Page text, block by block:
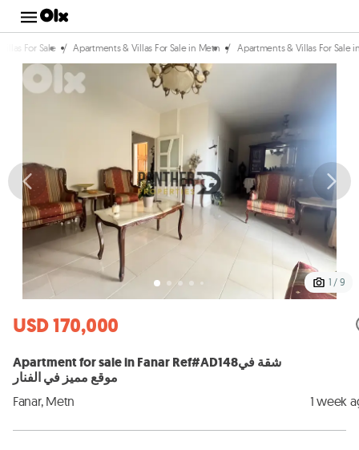
Apartments & Villas For Sale
/
Apartments & Villas For Sale in Metn
/
For Sale
1 / 9
USD 170,000
Apartment for sale in Fanar Ref#AD148شقة في
موقع مميز في الفنار
Fanar, Metn 1 week